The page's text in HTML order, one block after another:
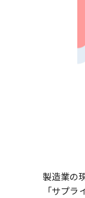
製造業の
「サプ